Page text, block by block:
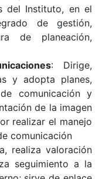
del Instituto, en el
de gestión,
de planeación,
: Dirige,
y adopta planes,
comunicación y
de la imagen
realizar el manejo
comunicación
realiza valoración
seguimiento a la